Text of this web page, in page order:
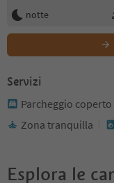
notte
Servizi
Parcheggio coperto
Zona tranquilla
Esplora le